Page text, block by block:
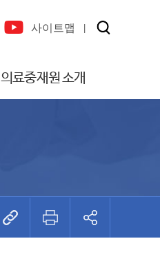
사이트맵
의료중재원 소개